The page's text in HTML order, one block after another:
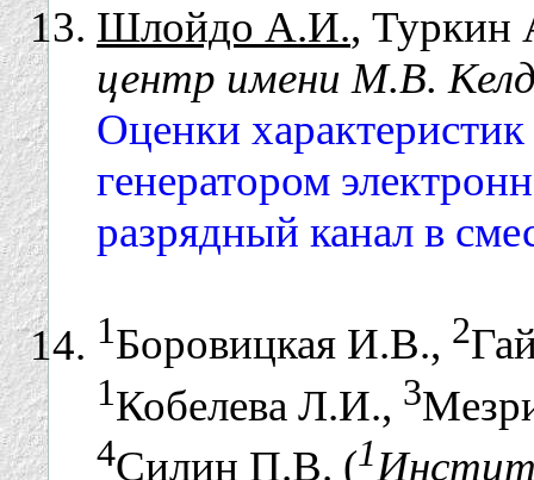
Шлойдо А.И., Туркин
центр имени М.В.
Оценки
генератором
разрядный канал в
1Боровицкая И.В., 2
1Кобелева Л.И., 3
4Силин П.В. (1